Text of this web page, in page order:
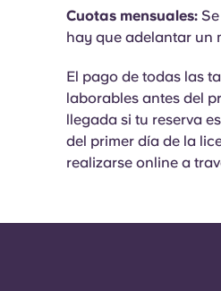
Cuotas mensuales:
hay que adelantar un
El pago de todas las
laborables antes del
llegada si tu reserva
del primer día de la
realizarse online a